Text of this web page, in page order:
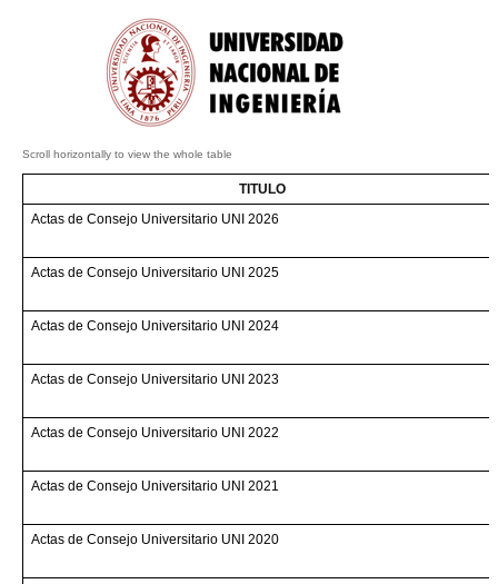
TITULO
Actas de Consejo Universitario UNI 2026
Actas de Consejo Universitario UNI 2025
Actas de Consejo Universitario UNI 2024
Actas de Consejo Universitario UNI 2023
Actas de Consejo Universitario UNI 2022
Actas de Consejo Universitario UNI 2021
Actas de Consejo Universitario UNI 2020